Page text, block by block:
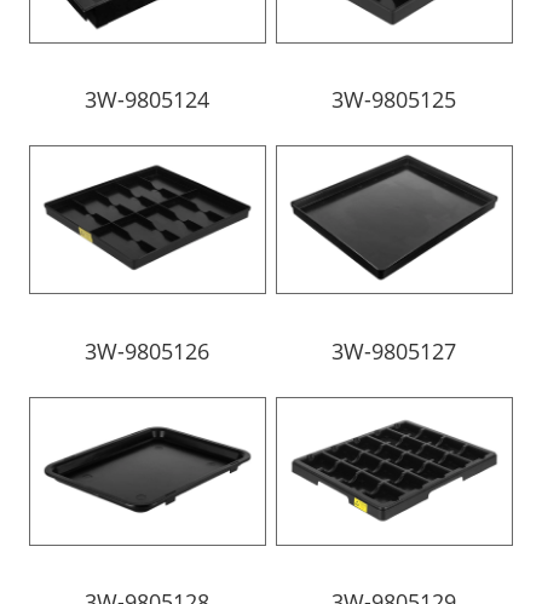
3W-9805124 3W-9805125
3W-9805126 3W-9805127